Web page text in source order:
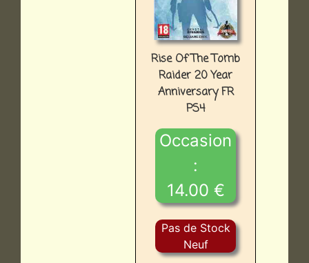
Rise Of The Tomb
Raider 20 Year
Anniversary FR
PS4
Occasion
:
14.00 €
Pas de Stock
Neuf